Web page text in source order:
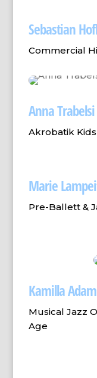
Sebastian
Commercial
Anna Trabelsi
Akrobatik Kids
Marie
Pre-Ballett &
Kamilla
Musical Jazz
Age